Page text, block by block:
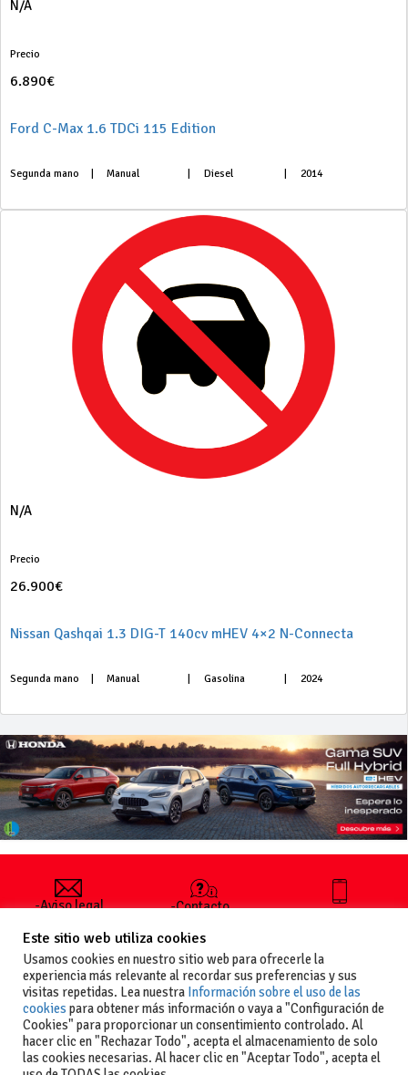
N/A
Precio
6.890€
Ford C-Max 1.6 TDCi 115 Edition
Segunda mano Manual Diesel 2014
N/A
Precio
26.900€
Nissan Qashqai 1.3 DIG-T 140cv mHEV 4×2 N-Connecta
Segunda mano Manual Gasolina 2024
-Aviso legal
generales
de uso
-Política de
privacidad
-Política de
cookies
-Contacto
publicar un
anuncio
-Vende+
+34 627 35
Este sitio web utiliza cookies
Usamos cookies en nuestro sitio web para ofrecerle la
experiencia más relevante al recordar sus preferencias y sus
visitas repetidas. Lea nuestra Información sobre el uso de las
cookies para obtener más información o vaya a "Configuración de
Cookies" para proporcionar un consentimiento controlado. Al
hacer clic en "Rechazar Todo", acepta el almacenamiento de solo
las cookies necesarias. Al hacer clic en "Aceptar Todo", acepta el